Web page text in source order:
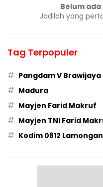
Belum
Jadilah yang
Tag Terpopuler
# Pangdam V Brawijaya
# Madura
# Mayjen Farid Makruf
# Mayjen TNI Farid
# Kodim 0812 Lamongan